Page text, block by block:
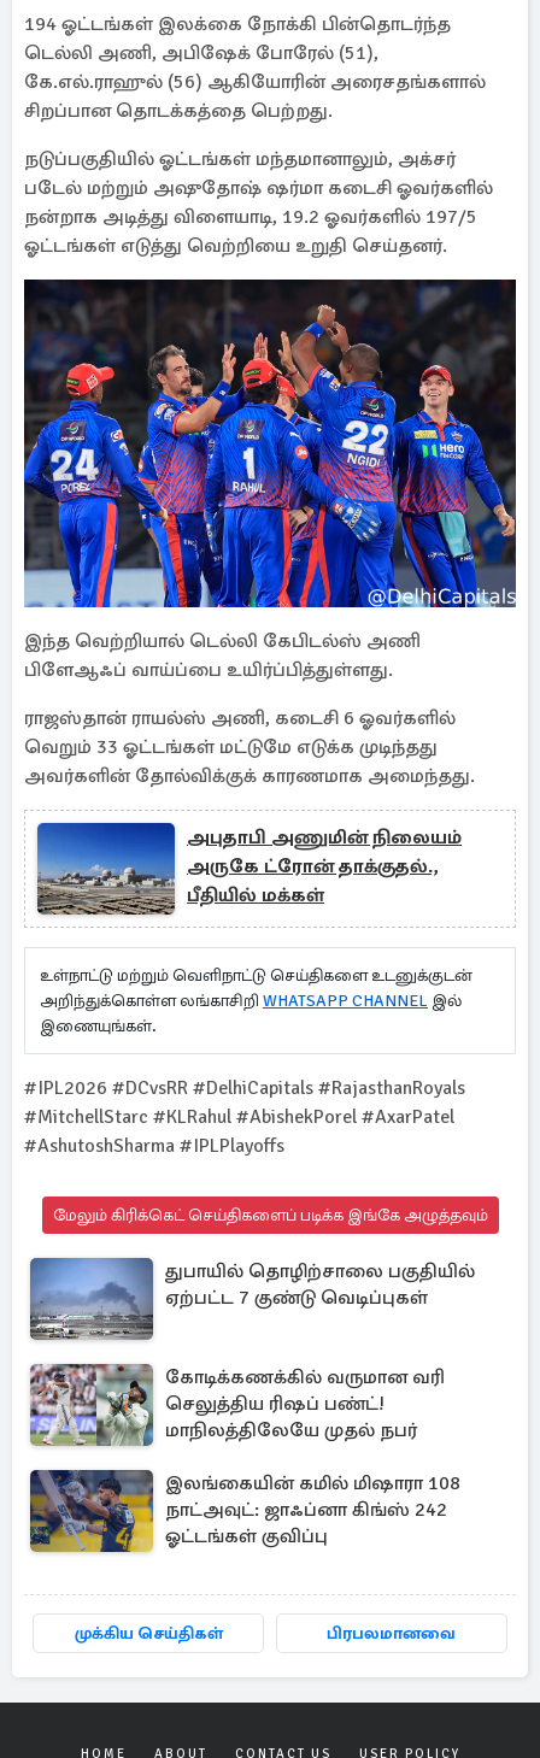
194 ஓட்டங்கள் இலக்கை நோக்கி பின்தொடர்ந்த
டெல்லி அணி, அபிஷேக் போரேல் (51),
கே.எல்.ராஹுல் (56) ஆகியோரின் அரைசதங்களால்
சிறப்பான தொடக்கத்தை பெற்றது.
நடுப்பகுதியில் ஓட்டங்கள் மந்தமானாலும், அக்சர்
படேல் மற்றும் அஷுதோஷ் ஷர்மா கடைசி ஓவர்களில்
நன்றாக அடித்து விளையாடி, 19.2 ஓவர்களில் 197/5
ஓட்டங்கள் எடுத்து வெற்றியை உறுதி செய்தனர்.
இந்த வெற்றியால் டெல்லி கேபிடல்ஸ் அணி
பிளேஆஃப் வாய்ப்பை உயிர்ப்பித்துள்ளது.
ராஜஸ்தான் ராயல்ஸ் அணி, கடைசி 6 ஓவர்களில்
வெறும் 33 ஓட்டங்கள் மட்டுமே எடுக்க முடிந்தது
அவர்களின் தோல்விக்குக் காரணமாக அமைந்தது.
அபுதாபி அணுமின் நிலையம்
அருகே ட்ரோன் தாக்குதல்.,
பீதியில் மக்கள்
உள்நாட்டு மற்றும் வெளிநாட்டு செய்திகளை உடனுக்குடன்
அறிந்துக்கொள்ள லங்காசிறி WHATSAPP CHANNEL இல்
இணையுங்கள்.
#IPL2026 #DCvsRR #DelhiCapitals #RajasthanRoyals
#MitchellStarc #KLRahul #AbishekPorel #AxarPatel
#AshutoshSharma #IPLPlayoffs
மேலும் கிரிக்கெட் செய்திகளைப் படிக்க இங்கே அழுத்தவும்
துபாயில் தொழிற்சாலை பகுதியில்
ஏற்பட்ட 7 குண்டு வெடிப்புகள்
கோடிக்கணக்கில் வருமான வரி
செலுத்திய ரிஷப் பண்ட்!
மாநிலத்திலேயே முதல் நபர்
இலங்கையின் கமில் மிஷாரா 108
நாட்அவுட்: ஜாஃப்னா கிங்ஸ் 242
ஓட்டங்கள் குவிப்பு
முக்கிய செய்திகள் பிரபலமானவை
HOME ABOUT CONTACT US USER POLICY